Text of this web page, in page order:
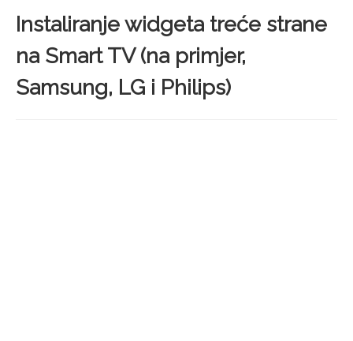
Instaliranje widgeta treće strane
na Smart TV (na primjer,
Samsung, LG i Philips)